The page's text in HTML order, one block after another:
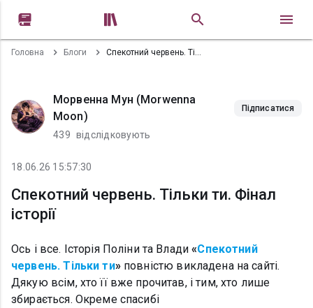
 
Головна Блоги Спекотний червень. Тільки ти. Фінал історії
Морвенна Мун (Morwenna
Moon)
Підписатися
439 відслідковують
18.06.26 15:57:30
Спекотний червень. Тільки ти. Фінал
історії
Ось і все. Історія Поліни та Влади«Спекотний
червень. Тільки ти»повністю викладена на сайті.
Дякую всім, хто її вже прочитав, і тим, хто лише
збирається. Окреме спасибі